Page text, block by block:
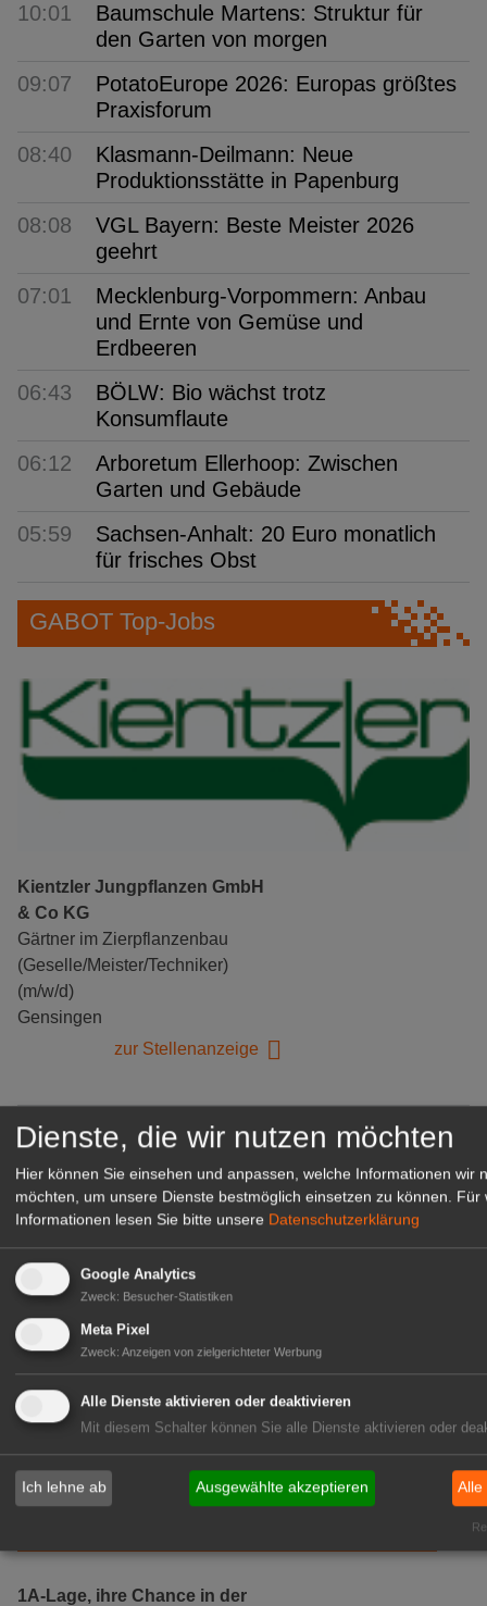
10:01
Baumschule Martens: Struktur für
den Garten von morgen
09:07
PotatoEurope 2026: Europas größtes
Praxisforum
08:40
Klasmann-Deilmann: Neue
Produktionsstätte in Papenburg
08:08
VGL Bayern: Beste Meister 2026
geehrt
07:01
Mecklenburg-Vorpommern: Anbau
und Ernte von Gemüse und
Erdbeeren
06:43
BÖLW: Bio wächst trotz
Konsumflaute
06:12
Arboretum Ellerhoop: Zwischen
Garten und Gebäude
05:59
Sachsen-Anhalt: 20 Euro monatlich
für frisches Obst
GABOT Top-Jobs
Kientzler Jungpflanzen GmbH
& Co KG
Gärtner im Zierpflanzenbau
(Geselle/Meister/Techniker)
(m/w/d)
Gensingen
zur Stellenanzeige
Gärtnerei Hanns
Mitarbeiter (m/w/d) für unsere
Logistikhalle
Herongen
zur Stellenanzeige
1A-Lage, ihre Chance in der
Dienste, die wir nutzen möchten
Hier können Sie einsehen und anpassen, welche Informationen wir
möchten, um unsere Dienste bestmöglich einsetzen zu können. Für
Informationen lesen Sie bitte unsere Datenschutzerklärung
Google Analytics
Zweck: Besucher-Statistiken
Meta Pixel
Zweck: Anzeigen von zielgerichteter Werbung
Alle Dienste aktivieren oder deaktivieren
Mit diesem Schalter können Sie alle Dienste aktivieren oder
Ich lehne ab Ausgewählte akzeptieren Alle